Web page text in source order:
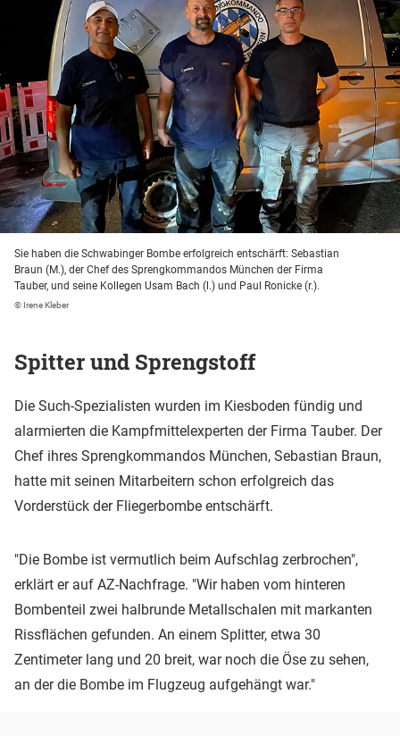
Sie haben die Schwabinger Bombe erfolgreich entschärft: Sebastian
Braun (M.), der Chef des Sprengkommandos München der Firma
Tauber, und seine Kollegen Usam Bach (l.) und Paul Ronicke (r.).
© Irene Kleber
Spitter und Sprengstoff
Die Such-Spezialisten wurden im Kiesboden fündig und
alarmierten die Kampfmittelexperten der Firma Tauber. Der
Chef ihres Sprengkommandos München, Sebastian Braun,
hatte mit seinen Mitarbeitern schon erfolgreich das
Vorderstück der Fliegerbombe entschärft.
"Die Bombe ist vermutlich beim Aufschlag zerbrochen",
erklärt er auf AZ-Nachfrage. "Wir haben vom hinteren
Bombenteil zwei halbrunde Metallschalen mit markanten
Rissflächen gefunden. An einem Splitter, etwa 30
Zentimeter lang und 20 breit, war noch die Öse zu sehen,
an der die Bombe im Flugzeug aufgehängt war."